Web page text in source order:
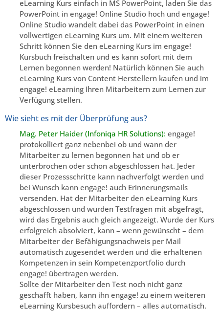
eLearning Kurs einfach in MS PowerPoint, laden Sie das
PowerPoint in engage! Online Studio hoch und engage!
Online Studio wandelt dabei das PowerPoint in einen
vollwertigen eLearning Kurs um. Mit einem weiteren
Schritt können Sie den eLearning Kurs im engage!
Kursbuch freischalten und es kann sofort mit dem
Lernen begonnen werden! Natürlich können Sie auch
eLearning Kurs von Content Herstellern kaufen und im
engage! eLearning Ihren Mitarbeitern zum Lernen zur
Verfügung stellen.
Wie sieht es mit der Überprüfung aus?
Mag. Peter Haider (Infoniqa HR Solutions): engage!
protokolliert ganz nebenbei ob und wann der
Mitarbeiter zu lernen begonnen hat und ob er
unterbrochen oder schon abgeschlossen hat. Jeder
dieser Prozessschritte kann nachverfolgt werden und
bei Wunsch kann engage! auch Erinnerungsmails
versenden. Hat der Mitarbeiter den eLearning Kurs
abgeschlossen und wurden Testfragen mit abgefragt,
wird das Ergebnis auch gleich angezeigt. Wurde der Kurs
erfolgreich absolviert, kann – wenn gewünscht – dem
Mitarbeiter der Befähigungsnachweis per Mail
automatisch zugesendet werden und die erhaltenen
Kompetenzen in sein Kompetenzportfolio durch
engage! übertragen werden.
Sollte der Mitarbeiter den Test noch nicht ganz
geschafft haben, kann ihn engage! zu einem weiteren
eLearning Kursbesuch auffordern – alles automatisch.